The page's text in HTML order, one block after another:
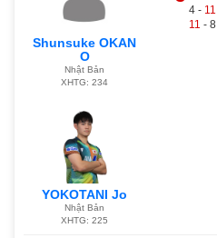
Shunsuke OKAN
O
Nhật Bản
XHTG: 234
YOKOTANI Jo
Nhật Bản
XHTG: 225
4 - 11
11 - 8